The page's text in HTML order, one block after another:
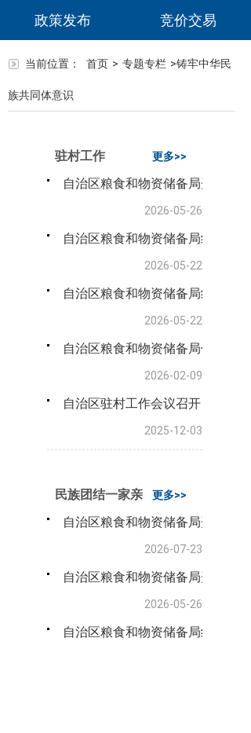
政策发布 竞价交易
当前位置： 首页 > 专题专栏 >铸牢中华民
族共同体意识
驻村工作 更多>>
自治区粮食和物资储备局开展“民
2026-05-26
自治区粮食和物资储备局组织开
2026-05-22
自治区粮食和物资储备局组织开
2026-05-22
自治区粮食和物资储备局领导赴
2026-02-09
自治区驻村工作会议召开
2025-12-03
民族团结一家亲 更多>>
自治区粮食和物资储备局开展“民
2026-07-23
自治区粮食和物资储备局开展“民
2026-05-26
自治区粮食和物资储备局组织开